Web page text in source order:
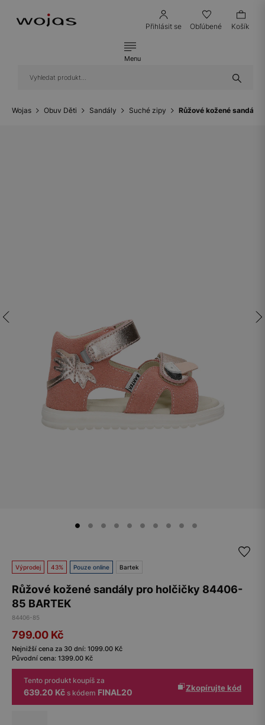
Přihlásit se Obľúbené Košík
Menu
Wojas Obuv Děti Sandály Suché zipy Růžové kožené sandály
Výprodej 43% Pouze online Bartek
Růžové kožené sandály pro holčičky 84406-
85 BARTEK
84406-85
799.00 Kč
Nejnižší cena za 30 dní: 1099.00 Kč
Původní cena: 1399.00 Kč
Tento produkt koupíš za
639.20 Kč s kódem FINAL20 Zkopírujte kód